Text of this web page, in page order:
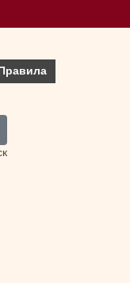
Правила